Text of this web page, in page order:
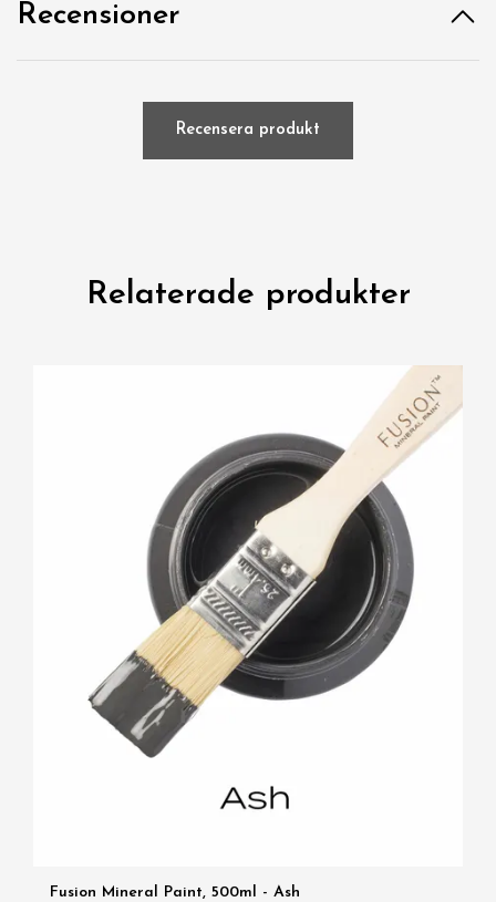
Recensioner
Recensera produkt
Relaterade produkter
Fusion Mineral Paint, 500ml - Ash